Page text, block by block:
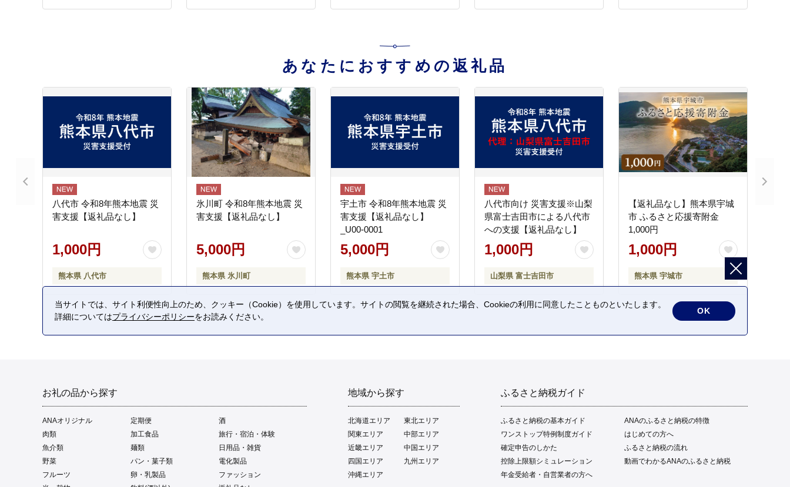
_Y122-0010
あなたにおすすめの返礼品
八代市 令和8年熊本地震 災
害支援【返礼品なし】
1,000円
熊本県 八代市
氷川町 令和8年熊本地震 災
害支援【返礼品なし】
5,000円
熊本県 氷川町
宇土市 令和8年熊本地震 災
害支援【返礼品なし】
_U00-0001
5,000円
熊本県 宇土市
八代市向け 災害支援※山梨
県富士吉田市による八代市
への支援【返礼品なし】
1,000円
山梨県 富士吉田市
【返礼品なし】熊本県宇城
市 ふるさと応援寄附金
1,000円
1,000円
熊本県 宇城市
お礼の品から探す
ANAオリジナル 定期便
酒
肉類
加工食品
旅行・宿泊・体験
魚介類
麺類
日用品・雑貨
野菜
パン・菓子類
電化製品
フルーツ
卵・乳製品
ファッション
地域から探す
北海道エリア
東北エリア
関東エリア
中部エリア
近畿エリア
中国エリア
四国エリア
九州エリア
沖縄エリア
ふるさと納税ガイド
ふるさと納税の基本ガイド
ANAのふるさと納税の特徴
ワンストップ特例制度ガイド
はじめての方へ
確定申告のしかた
ふるさと納税の流れ
控除上限額シミュレーション
動画でわかるANAのふるさと納税
年金受給者・自営業者の方へ
当サイトでは、サイト利便性向上のため、クッキー（Cookie）を使用しています。サイトの閲覧を継続された場合、Cookieの利用に同意したことものといたします。
詳細についてはプライバシーポリシーをお読みください。
OK